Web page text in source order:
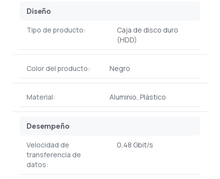
Diseño
Tipo de producto:
Caja de disco duro
(HDD)
Color del producto: Negro
Material: Aluminio, Plástico
Desempeño
Velocidad de
transferencia de
datos:
0,48 Gbit/s